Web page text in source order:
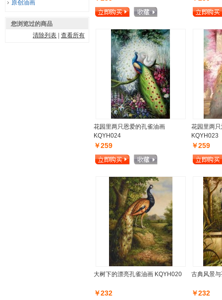
花园里两只恩爱的孔雀油画
KQYH024
￥259
花园里两
KQYH023
￥259
大树下的漂亮孔雀油画 KQYH020
￥232
古典风景
￥232
原创油画
您浏览过的商品
清除列表 |查看所有